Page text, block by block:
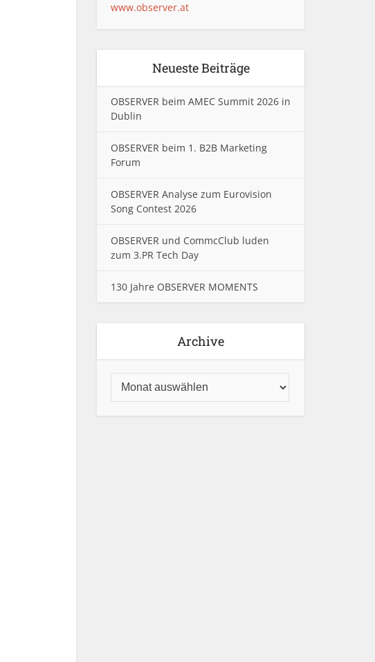
www.observer.at
Neueste Beiträge
OBSERVER beim AMEC Summit 2026 in
Dublin
OBSERVER beim 1. B2B Marketing
Forum
OBSERVER Analyse zum Eurovision
Song Contest 2026
OBSERVER und CommcClub luden
zum 3.PR Tech Day
130 Jahre OBSERVER MOMENTS
Archive